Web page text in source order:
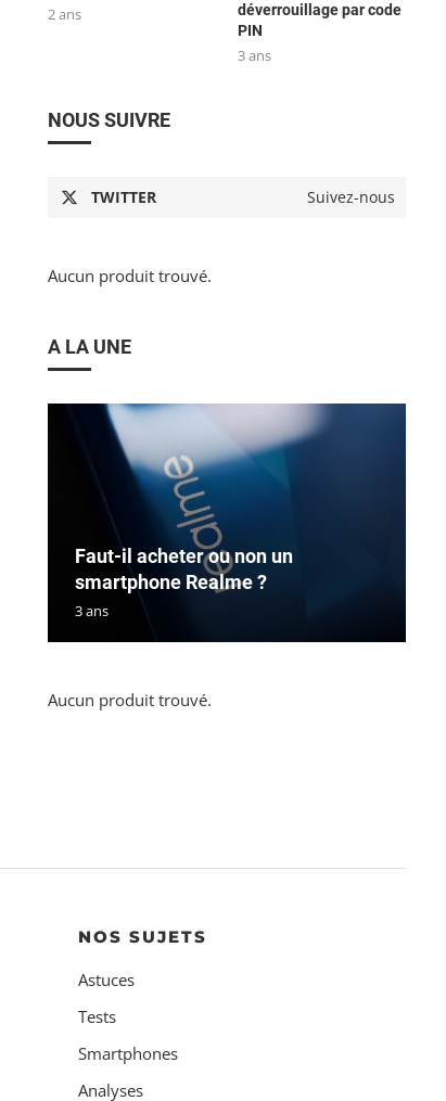
2 ans
déverrouillage par code
PIN
3 ans
NOUS SUIVRE
TWITTER Suivez-nous
Aucun produit trouvé.
A LA UNE
Faut-il acheter ou non un
smartphone Realme ?
3 ans
Aucun produit trouvé.
NOS SUJETS
Astuces
Tests
Smartphones
Analyses